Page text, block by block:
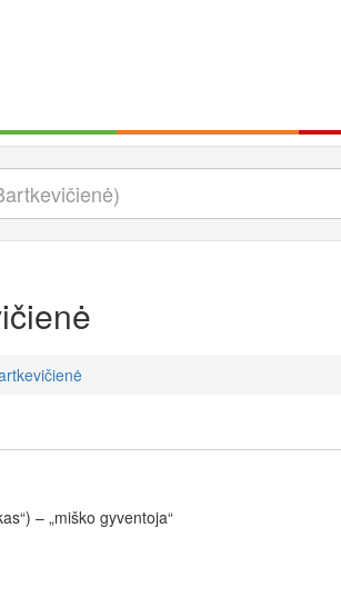
– „miško gyventoja“